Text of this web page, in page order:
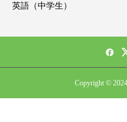
英語（中学生）
Copyright ©